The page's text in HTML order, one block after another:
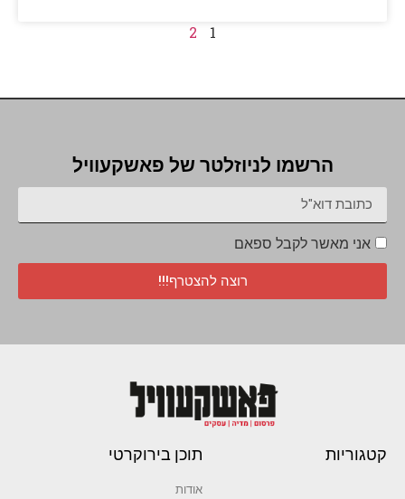
1
2
הרשמו לניוזלטר של פאשקעוויל
אני מאשר לקבל ספאם
רוצה להצטרף!!!
קטגוריות תוכן בירוקרטי
אודות